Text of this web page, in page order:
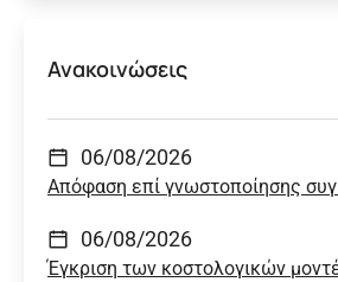
Ανακοινώσεις
06/08/2026
Απόφαση επί γνωστοποίησης
06/08/2026
Έγκριση των κοστολογικών